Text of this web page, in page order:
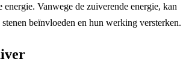
energie. Vanwege de zuiverende energie, kan
beïnvloeden en hun werking versterken.